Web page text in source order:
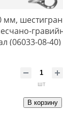
мм,
(06033-08-40)
шт
В корзину